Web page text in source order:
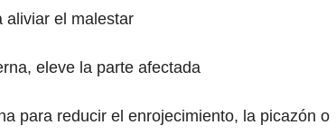
aliviar el malestar
eleve la parte afectada
para reducir el enrojecimiento, la picazón o